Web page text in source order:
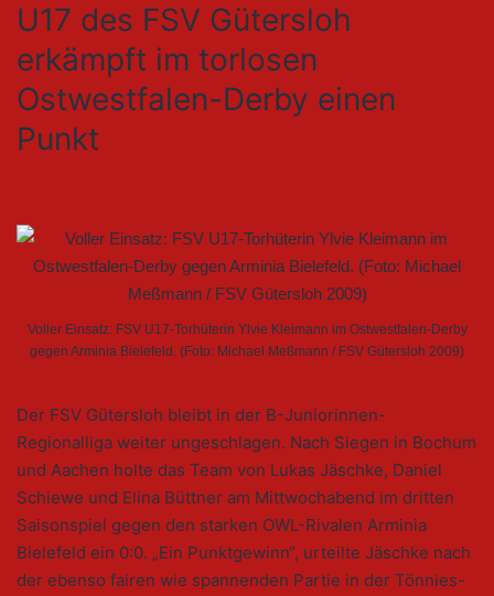
U17 des FSV Gütersloh
erkämpft im torlosen
Ostwestfalen-Derby einen
Punkt
Voller Einsatz: FSV U17-Torhüterin Ylvie Kleimann im Ostwestfalen-Derby
gegen Arminia Bielefeld. (Foto: Michael Meßmann / FSV Gütersloh 2009)
Der FSV Gütersloh bleibt in der B-Juniorinnen-
Regionalliga weiter ungeschlagen. Nach Siegen in Bochum
und Aachen holte das Team von Lukas Jäschke, Daniel
Schiewe und Elina Büttner am Mittwochabend im dritten
Saisonspiel gegen den starken OWL-Rivalen Arminia
Bielefeld ein 0:0. „Ein Punktgewinn“, urteilte Jäschke nach
der ebenso fairen wie spannenden Partie in der Tönnies-